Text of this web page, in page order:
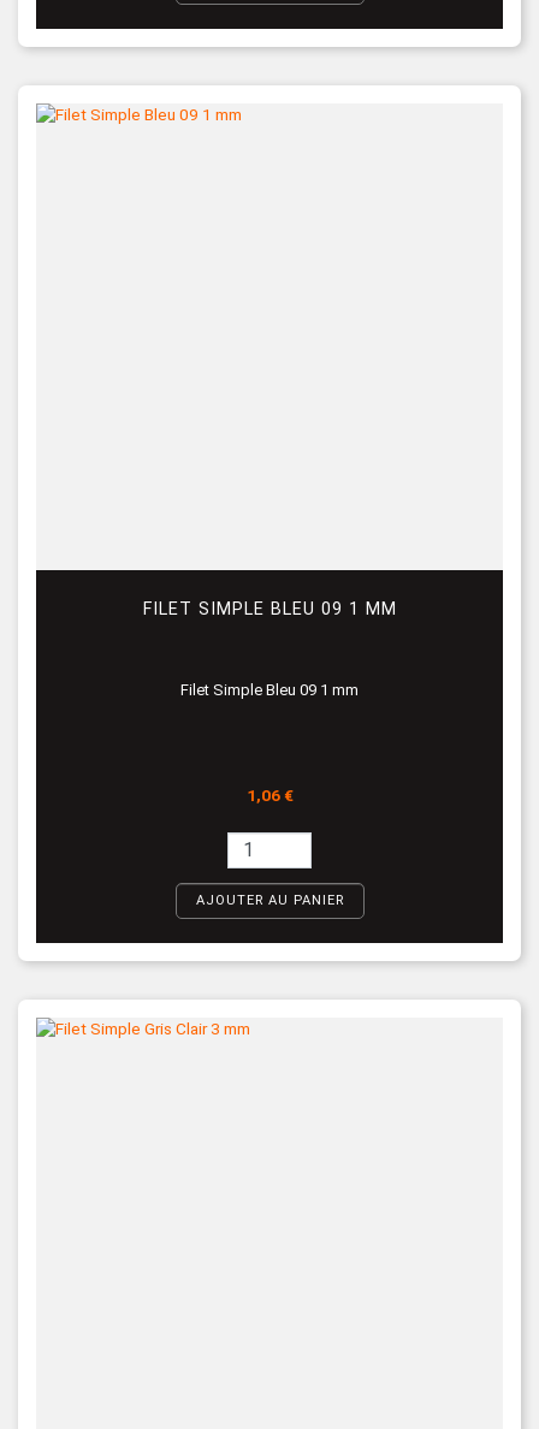
FILET SIMPLE BLEU 09 1 MM
Filet Simple Bleu 09 1 mm
Prix
1,06 €
AJOUTER AU PANIER